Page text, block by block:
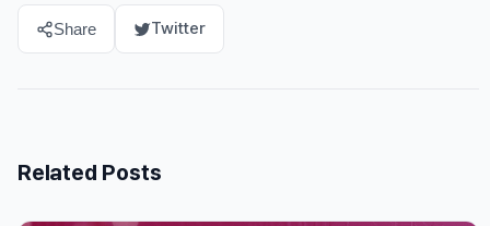
Share Twitter
Related Posts